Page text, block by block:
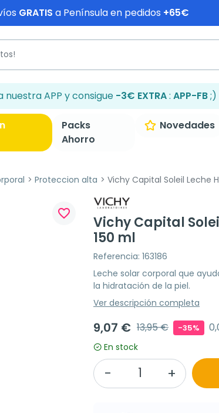
GRATIS a Península en pedidos +65€
nuestra APP y consigue -3€ EXTRA: APP-FB;)
Packs
Ahorro
Novedades
Proteccion alta Vichy Capital Soleil Leche
favorite_border
Vichy Capital
150 ml
Referencia: 163186
Leche solar corporal que
la hidratación de la piel.
Ver descripción completa
9,07 € 13,95 € -35%
En stock